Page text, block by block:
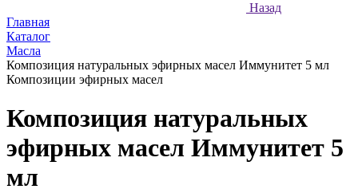
Назад
Главная
Каталог
Масла
Композиция натуральных эфирных масел Иммунитет 5 мл
Композиции эфирных масел
Композиция натуральных
эфирных масел Иммунитет 5
мл